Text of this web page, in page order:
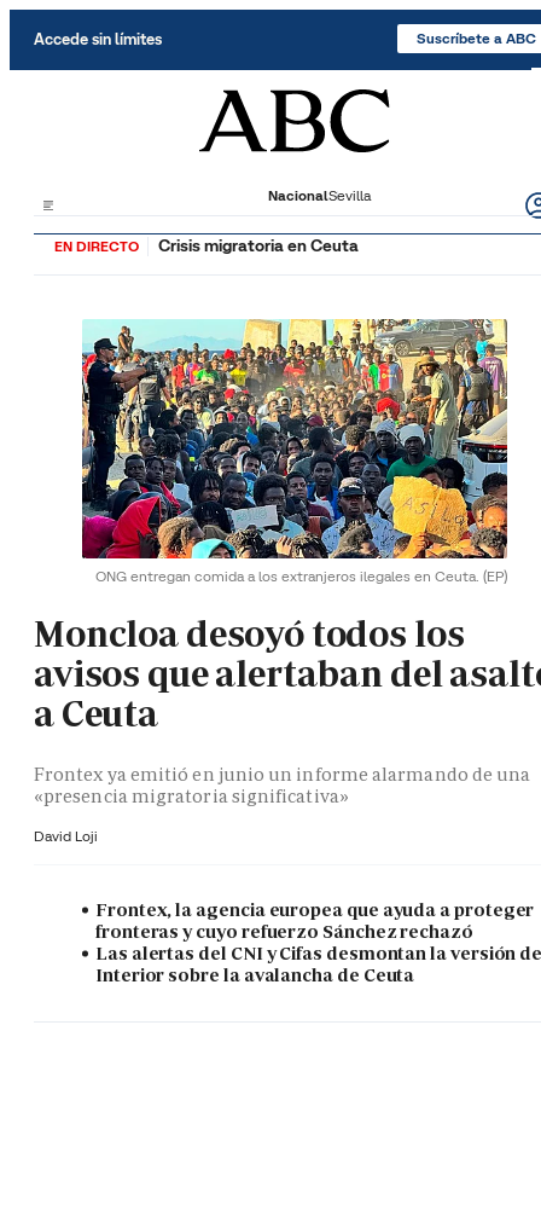
Accede sin límites Suscríbete a ABC
NacionalSevilla
EN DIRECTO Crisis migratoria en Ceuta
ONG entregan comida a los extranjeros ilegales en Ceuta. (EP)
Moncloa desoyó todos los
avisos que alertaban del
a Ceuta
Frontex ya emitió en junio un informe alarmando de una
«presencia migratoria significativa»
David Loji
Frontex, la agencia europea que ayuda a proteger
fronteras y cuyo refuerzo Sánchez rechazó
Las alertas del CNI y Cifas desmontan la versión
Interior sobre la avalancha de Ceuta